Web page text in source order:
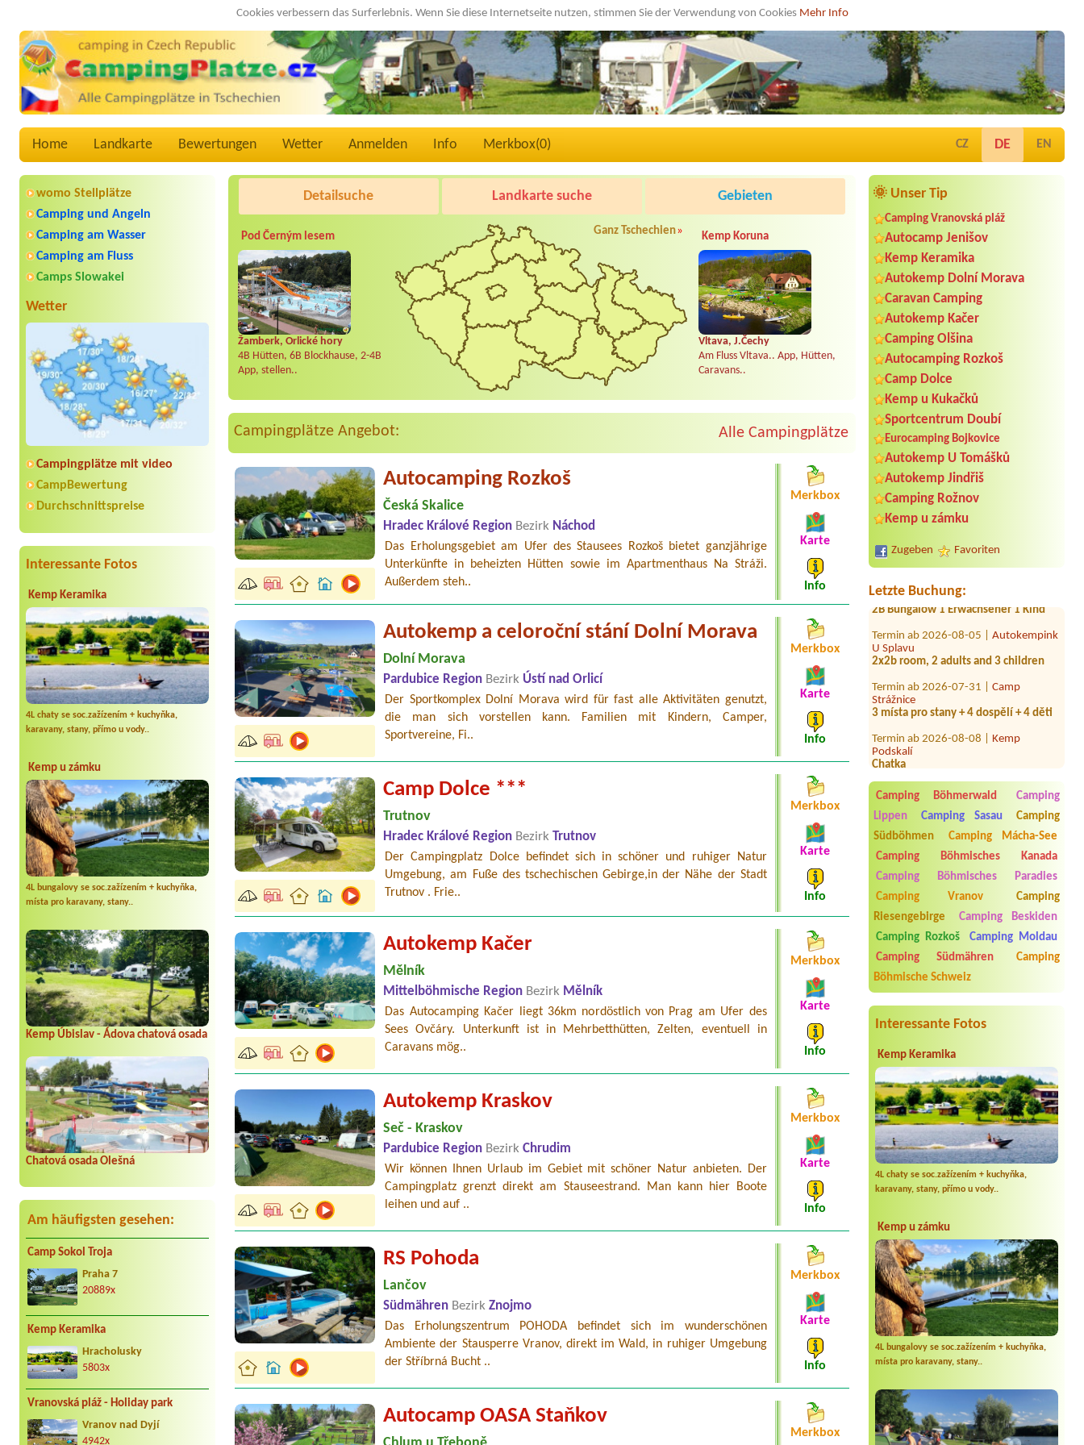
Cookies verbessern das Surferlebnis. Wenn Sie diese Internetseite nutzen, stimmen Sie der Verwendung von Cookies Mehr Info
Home Landkarte Bewertungen Wetter Anmelden Info Merkbox(0) CZ DE EN
womo Stellplätze
Camping und Angeln
Camping am Wasser
Camping am Fluss
Camps Slowakei
Wetter
Campingplätze mit video
CampBewertung
Durchschnittspreise
Interessante Fotos
Kemp Keramika
4L chaty se soc.zažízením + kuchyňka,
karavany, stany, přímo u vody..
Kemp u zámku
4L bungalovy se soc.zažízením + kuchyňka,
místa pro karavany, stany..
Kemp Úbislav - Ádova chatová osada
Chatová osada Olešná
Am häufigsten gesehen:
Camp Sokol Troja
Praha 7
20889x
Kemp Keramika
Hracholusky
5803x
Vranovská pláž - Holiday park
Vranov nad Dyjí
4942x
🌞 Unser Tip
Camping Vranovská pláž
Autocamp Jenišov
Kemp Keramika
Autokemp Dolní Morava
Caravan Camping
Autokemp Kačer
Camping Olšina
Autocamping Rozkoš
Camp Dolce
Kemp u Kukačků
Sportcentrum Doubí
Eurocamping Bojkovice
Autokemp U Tomášků
Autokemp Jindřiš
Camping Rožnov
Kemp u zámku
Zugeben Favoriten
Letzte Buchung:
Termin ab 2026-07-31 |
Erika
3 stany + 4 dospělí + 4 děti
Termin ab 2026-08-06 |
1 místo + 1 osoba
Termin ab 2026-07-26 |Kemp
Litoměřice
2B Bungalow 1 Erwachsener 1 Kind
U Splavu
2x2b room, 2 adults and 3 children
Strážnice
3 místa pro stany + 4 dospělí + 4 děti
Podskalí
Chatka
Velký Dřevíč
4lchata
Termin ab 2026-08-28 |
Autokempink
Osika
4L chata a 4 osoby
Termin ab 2026-08-01 |Autocamp
Erika
1 place for tent, 2 persons + 4
childrens, car
Termin ab 2026-07-27 |Camping
Olšina - Lipno
1 x
Camping Böhmerwald
Camping
Lippen
Camping Sasau
Camping
Südböhmen
Camping Mácha-See
Camping Böhmisches Kanada
Camping Böhmisches Paradies
Camping Vranov
Camping
Riesengebirge
Camping Beskiden
Camping Rozkoš
Camping Moldau
Camping Südmähren
Camping
Böhmische Schweiz
Interessante Fotos
Kemp Keramika
4L chaty se soc.zažízením + kuchyňka,
karavany, stany, přímo u vody..
Kemp u zámku
4L bungalovy se soc.zažízením + kuchyňka,
místa pro karavany, stany..
Detailsuche Landkarte suche Gebieten
Pod Černým lesem
Žamberk, Orlické hory
4B Hütten, 6B Blockhause, 2-4B
App, stellen..
Ganz Tschechien» Kemp Koruna
Vltava, J.Čechy
Am Fluss Vltava.. App, Hütten,
Caravans..
Campingplätze Angebot: Alle Campingplätze
Autocamping Rozkoš
Česká Skalice
Hradec Králové Region Bezirk Náchod
Das Erholungsgebiet am Ufer des Stausees Rozkoš bietet ganzjährige
Unterkünfte in beheizten Hütten sowie im Apartmenthaus Na Stráži.
Außerdem steh..
Merkbox
Karte
Info
Autokemp a celoroční stání Dolní Morava
Dolní Morava
Pardubice Region Bezirk Ústí nad Orlicí
Der Sportkomplex Dolní Morava wird für fast alle Aktivitäten genutzt,
die man sich vorstellen kann. Familien mit Kindern, Camper,
Sportvereine, Fi..
Merkbox
Karte
Info
Camp Dolce ***
Trutnov
Hradec Králové Region Bezirk Trutnov
Der Campingplatz Dolce befindet sich in schöner und ruhiger Natur
Umgebung, am Fuße des tschechischen Gebirge,in der Nähe der Stadt
Trutnov . Frie..
Merkbox
Karte
Info
Autokemp Kačer
Mělník
Mittelböhmische Region Bezirk Mělník
Das Autocamping Kačer liegt 36km nordöstlich von Prag am Ufer des
Sees Ovčáry. Unterkunft ist in Mehrbetthütten, Zelten, eventuell in
Caravans mög..
Merkbox
Karte
Info
Autokemp Kraskov
Seč - Kraskov
Pardubice Region Bezirk Chrudim
Wir können Ihnen Urlaub im Gebiet mit schöner Natur anbieten. Der
Campingplatz grenzt direkt am Stauseestrand. Man kann hier Boote
leihen und auf ..
Merkbox
Karte
Info
RS Pohoda
Lančov
Südmähren Bezirk Znojmo
Das Erholungszentrum POHODA befindet sich im wunderschönen
Ambiente der Stausperre Vranov, direkt im Wald, in ruhiger Umgebung
der Stříbrná Bucht ..
Merkbox
Karte
Info
Autocamp OASA Staňkov
Merkbox